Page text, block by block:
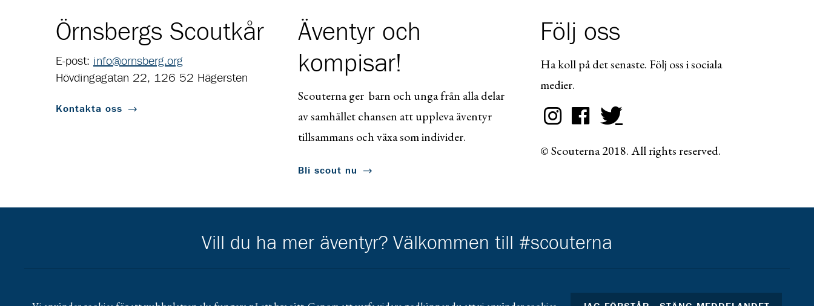
Örnsbergs Scoutkår
E-post: info@ornsberg.org
Hövdingagatan 22, 126 52 Hägersten
Kontakta oss
Äventyr och
kompisar!
Scouterna ger barn och unga från alla delar
av samhället chansen att uppleva äventyr
tillsammans och växa som individer.
Bli scout nu
Följ oss
Ha koll på det senaste. Följ oss i sociala
medier.
© Scouterna 2018. All rights reserved.
Vill du ha mer äventyr? Välkommen till #scouterna